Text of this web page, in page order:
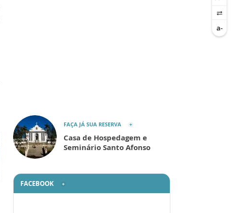
FAÇA JÁ SUA RESERVA
Casa de Hospedagem e
Seminário Santo Afonso
FACEBOOK